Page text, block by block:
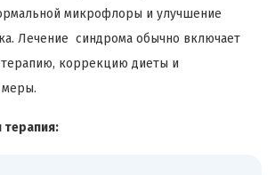
микрофлоры и улучшение
Лечение синдрома обычно включает
коррекцию диеты и
терапия: